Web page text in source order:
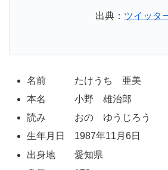
出典： ツイッタ
名前 たけうち 亜美
本名 小野 雄治郎
読み おの ゆうじろう
生年月日 1987年11月6日
出身地 愛知県